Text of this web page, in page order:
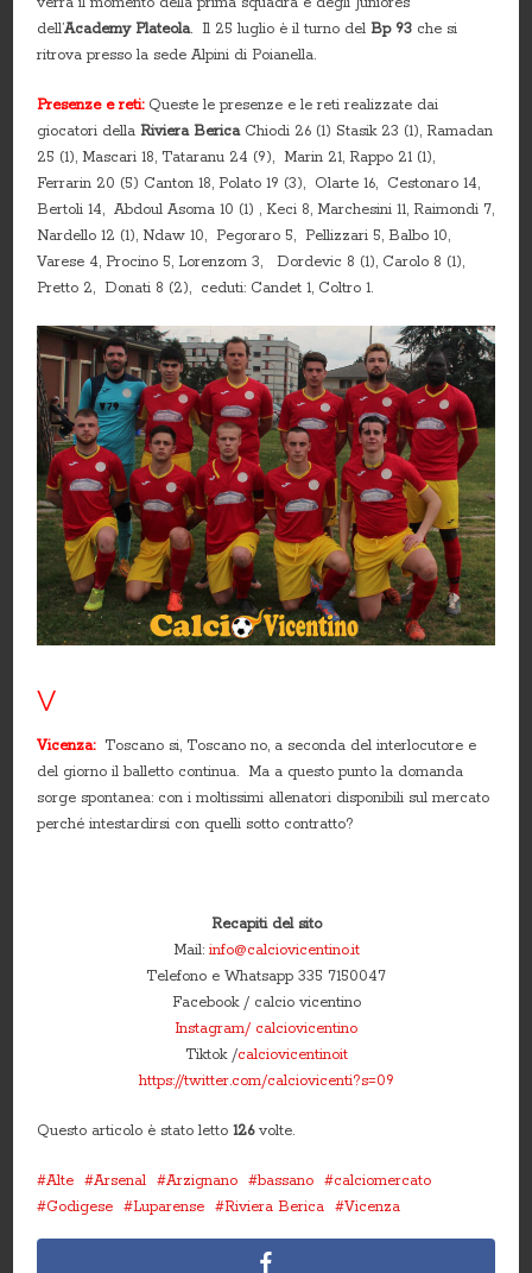
dell’Academy Plateola. Il 25 luglio è il turno delBp 93 che si
ritrova presso la sede Alpini di Poianella.
Presenze e reti: Queste le presenze e le reti realizzate dai
giocatori dellaRiviera Berica Chiodi 26 (1) Stasik 23 (1), Ramadan
25 (1), Mascari 18, Tataranu 24 (9), Marin 21, Rappo 21 (1),
Ferrarin 20 (5) Canton 18, Polato 19 (3), Olarte 16, Cestonaro 14,
Bertoli 14, Abdoul Asoma 10 (1) , Keci 8, Marchesini 11, Raimondi 7,
Nardello 12 (1), Ndaw 10, Pegoraro 5, Pellizzari 5, Balbo 10,
Varese 4, Procino 5, Lorenzom 3, Dordevic 8 (1), Carolo 8 (1),
Pretto 2, Donati 8 (2), ceduti: Candet 1, Coltro 1.
V
Vicenza: Toscano si, Toscano no, a seconda del interlocutore e
del giorno il balletto continua. Ma a questo punto la domanda
sorge spontanea: con i moltissimi allenatori disponibili sul mercato
perché intestardirsi con quelli sotto contratto?
Recapiti del sito
Mail: info@calciovicentino.it
Telefono e Whatsapp 335 7150047
Facebook / calcio vicentino
Instagram/ calciovicentino
Tiktok /calciovicentinoit
https://twitter.com/calciovicenti?s=09
Questo articolo è stato letto126volte.
Alte Arsenal Arzignano bassano
calciomercato
Godigese
Luparense Riviera Berica Vicenza